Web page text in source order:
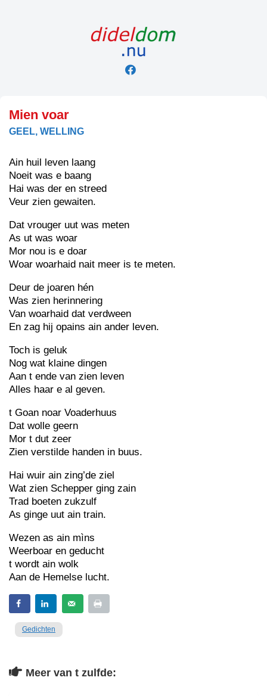
Mien voar
GEEL, WELLING
Ain huil leven laang
Noeit was e baang
Hai was der en streed
Veur zien gewaiten.
Dat vrouger uut was meten
As ut was woar
Mor nou is e doar
Woar woarhaid nait meer is te meten.
Deur de joaren hén
Was zien herinnering
Van woarhaid dat verdween
En zag hij opains ain ander leven.
Toch is geluk
Nog wat klaine dingen
Aan t ende van zien leven
Alles haar e al geven.
t Goan noar Voaderhuus
Dat wolle geern
Mor t dut zeer
Zien verstilde handen in buus.
Hai wuir ain zing’de ziel
Wat zien Schepper ging zain
Trad boeten zukzulf
As ginge uut ain train.
Wezen as ain mìns
Weerboar en geducht
t wordt ain wolk
Aan de Hemelse lucht.
Gedichten
Meer van t zulfde: